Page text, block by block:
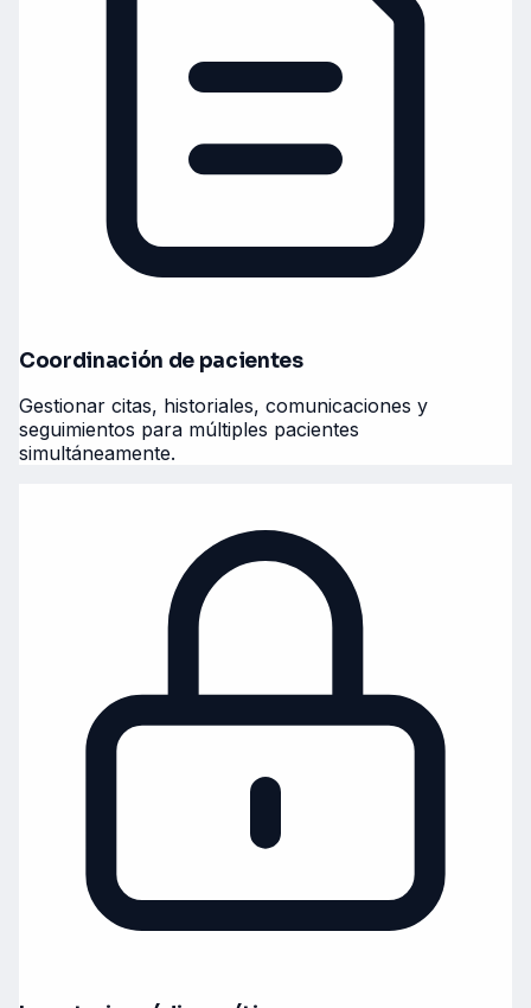
Coordinación de pacientes
Gestionar citas, historiales, comunicaciones y
seguimientos para múltiples pacientes
simultáneamente.